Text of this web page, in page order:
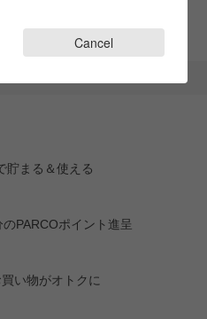
貯まる＆使える
PARCOポイント進呈
い物がオトクに
Cancel